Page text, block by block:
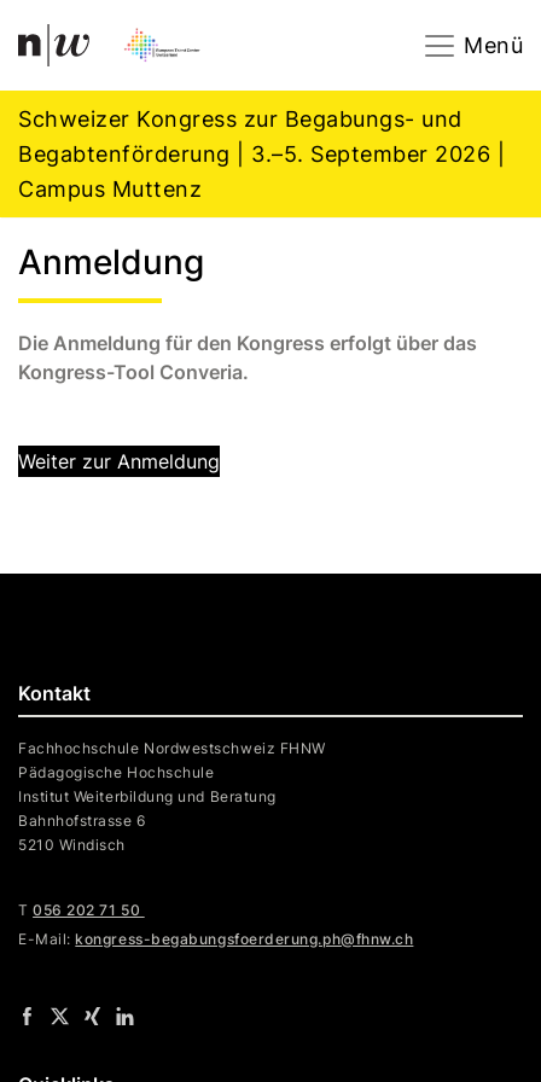
Navigation
Menü
Schweizer Kongress zur Begabungs- und
Begabtenförderung | 3.–5. September 2026 |
Campus Muttenz
Anmeldung
Die Anmeldung für den Kongress erfolgt über das
Kongress-Tool Converia.
Weiter zur Anmeldung
Footer
Kontakt
Fachhochschule Nordwestschweiz FHNW
Pädagogische Hochschule
Institut Weiterbildung und Beratung
Bahnhofstrasse 6
5210 Windisch
T056 202 71 50
E-Mail:kongress-begabungsfoerderung.ph@fhnw.ch